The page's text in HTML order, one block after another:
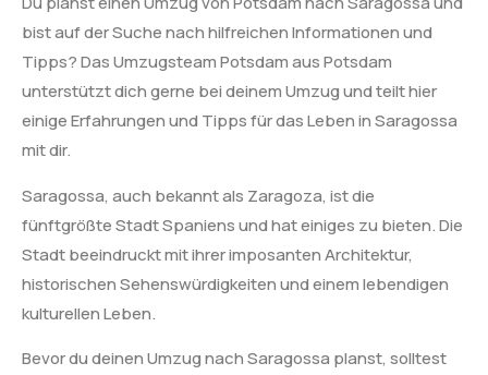
bist auf der Suche nach hilfreichen Informationen und
Tipps? Das Umzugsteam Potsdam aus Potsdam
unterstützt dich gerne bei deinem Umzug und teilt hier
einige Erfahrungen und Tipps für das Leben in Saragossa
mit dir.
Saragossa, auch bekannt als Zaragoza, ist die
fünftgrößte Stadt Spaniens und hat einiges zu bieten. Die
Stadt beeindruckt mit ihrer imposanten Architektur,
historischen Sehenswürdigkeiten und einem lebendigen
kulturellen Leben.
Bevor du deinen Umzug nach Saragossa planst, solltest